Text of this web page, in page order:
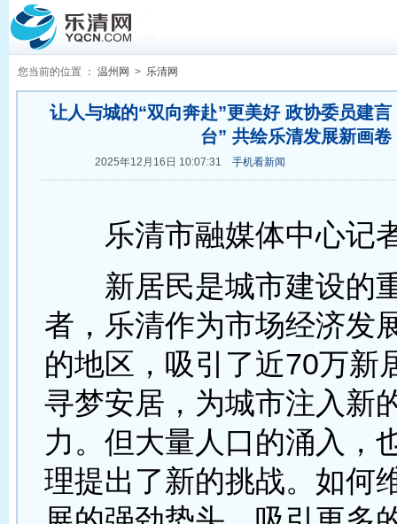
您当前的位置 ： 温州网 > 乐清网
让人与城的“双向奔赴”更美好 政协委员建
台” 共绘乐清发展新画卷
2025年12月16日 10:07:31 手机看新闻
乐清市融媒体中心记
新居民是城市建设的
者，乐清作为市场经济发
的地区，吸引了近70万新
寻梦安居，为城市注入新
力。但大量人口的涌入，
理提出了新的挑战。如何